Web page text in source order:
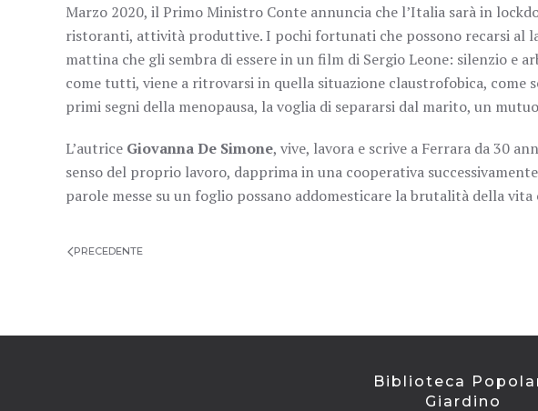
Marzo 2020, il Primo Ministro Conte annuncia che l’Italia sarà in
ristoranti, attività produttive. I pochi fortunati che possono recarsi al
mattina che gli sembra di essere in un film di Sergio Leone: silenzio e
come tutti, viene a ritrovarsi in quella situazione claustrofobica, come
primi segni della menopausa, la voglia di separarsi dal marito, un
L’autrice Giovanna De Simone, vive, lavora e scrive a Ferrara da 30
senso del proprio lavoro, dapprima in una cooperativa
parole messe su un foglio possano addomesticare la brutalità della
PRECEDENTE
Biblioteca
Giardino